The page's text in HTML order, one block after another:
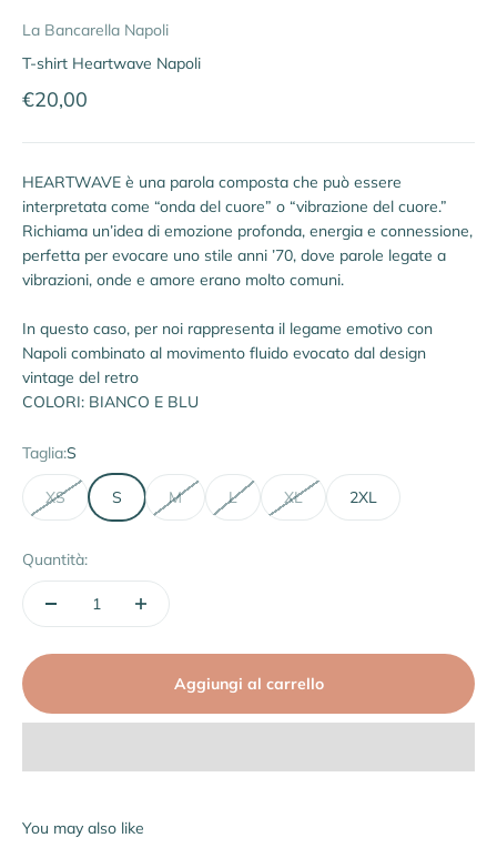
La Bancarella Napoli
T-shirt Heartwave Napoli
Prezzo scontato
€20,00
HEARTWAVE è una parola composta che può essere
interpretata come “onda del cuore” o “vibrazione del cuore.”
Richiama un’idea di emozione profonda, energia e connessione,
perfetta per evocare uno stile anni ’70, dove parole legate a
vibrazioni, onde e amore erano molto comuni.
In questo caso, per noi rappresenta il legame emotivo con
Napoli combinato al movimento fluido evocato dal design
vintage del retro
COLORI: BIANCO E BLU
Taglia:S
XS S M L XL 2XL
Quantità:
Aggiungi al carrello